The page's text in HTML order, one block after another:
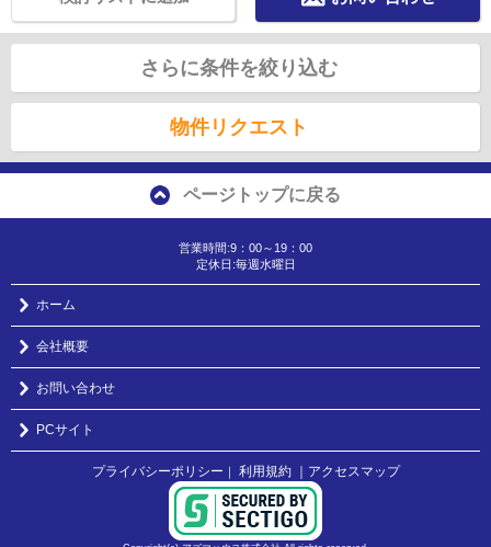
さらに条件を絞り込む
物件リクエスト
ページトップに戻る
営業時間:9：00～19：00
定休日:毎週水曜日
ホーム
会社概要
お問い合わせ
PCサイト
プライバシーポリシー ｜ 利用規約 ｜アクセスマップ